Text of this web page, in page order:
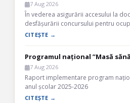
7 Aug 2026
În vederea asigurării accesului la
desfășurării concursului pentru
CITEȘTE →
Programul național ”Masă
7 Aug 2026
Raport implementare program
anul școlar 2025-2026
CITEȘTE →